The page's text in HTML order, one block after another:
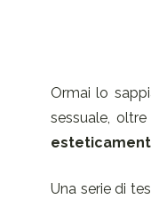
Ormai lo
sessuale,
Una serie di